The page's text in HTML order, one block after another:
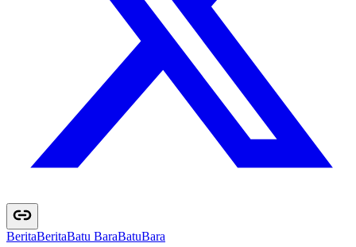
BeritaBeritaBatu BaraBatuBara